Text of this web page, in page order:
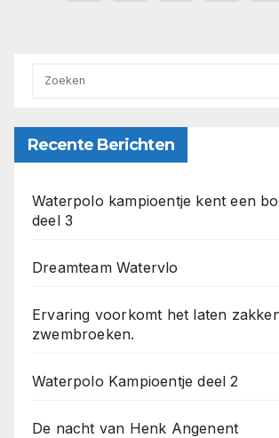
Recente Berichten
Waterpolo kampioentje kent een
deel 3
Dreamteam Watervlo
Ervaring voorkomt het laten
zwembroeken.
Waterpolo Kampioentje deel 2
De nacht van Henk Angenent